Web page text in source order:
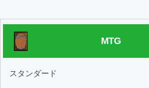
MTG
スタンダード